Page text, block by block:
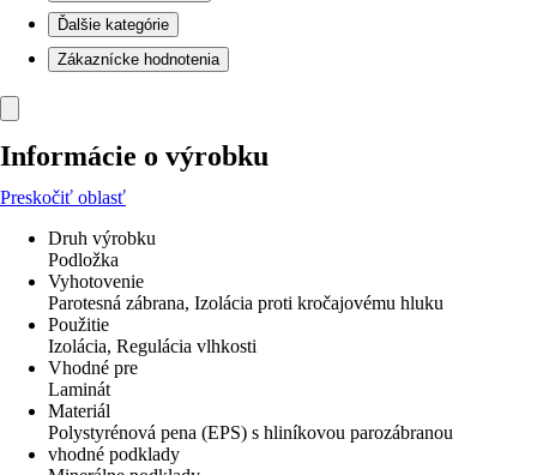
Ďalšie kategórie
Zákaznícke hodnotenia
Informácie o výrobku
Preskočiť oblasť
Druh výrobku
Podložka
Vyhotovenie
Parotesná zábrana, Izolácia proti kročajovému hluku
Použitie
Izolácia, Regulácia vlhkosti
Vhodné pre
Laminát
Materiál
Polystyrénová pena (EPS) s hliníkovou parozábranou
vhodné podklady